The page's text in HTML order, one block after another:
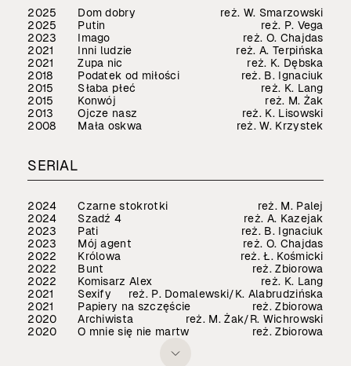
2025 Dom dobry
reż. W. Smarzowski
2025
Putin
reż. P. Vega
2023
Imago
reż. O. Chajdas
2021
Inni ludzie
reż. A. Terpińska
2021
Zupa nic
reż. K. Dębska
2018
Podatek od miłości
reż. B. Ignaciuk
2015
Słaba płeć
reż. K. Lang
2015
Konwój
reż. M. Żak
2013
Ojcze nasz
reż. K. Lisowski
2008
Mała oskwa reż. W. Krzystek
SERIAL
2024 Czarne stokrotki
reż. M. Palej
2024
Szadź 4
reż. A. Kazejak
2023
Pati
reż. B. Ignaciuk
2023
Mój agent
reż. O. Chajdas
2022
Królowa
reż. Ł. Kośmicki
2022
Bunt
reż. Zbiorowa
2022
Komisarz Alex
reż. K. Lang
2021
Sexify
reż. P. Domalewski/K. Alabrudzińska
2021
Papiery na szczęście
reż. Zbiorowa
2020
Archiwista
reż. M. Żak/R. Wichrowski
2020
O mnie się nie martw reż. Zbiorowa